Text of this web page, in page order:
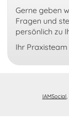
Gerne geben
Fragen und
persönlich zu
Ihr Praxisteam
IAMSocial,